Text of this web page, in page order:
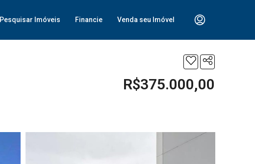
Pesquisar Imóveis Financie Venda seu Imóvel
R$375.000,00